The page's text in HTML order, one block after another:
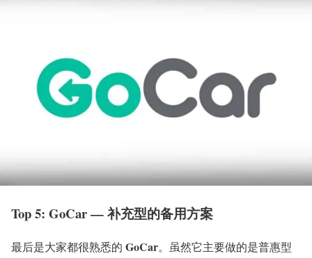
Top 5: GoCar — 补充型的备用方案
最后是大家都很熟悉的 GoCar。虽然它主要做的是普惠型